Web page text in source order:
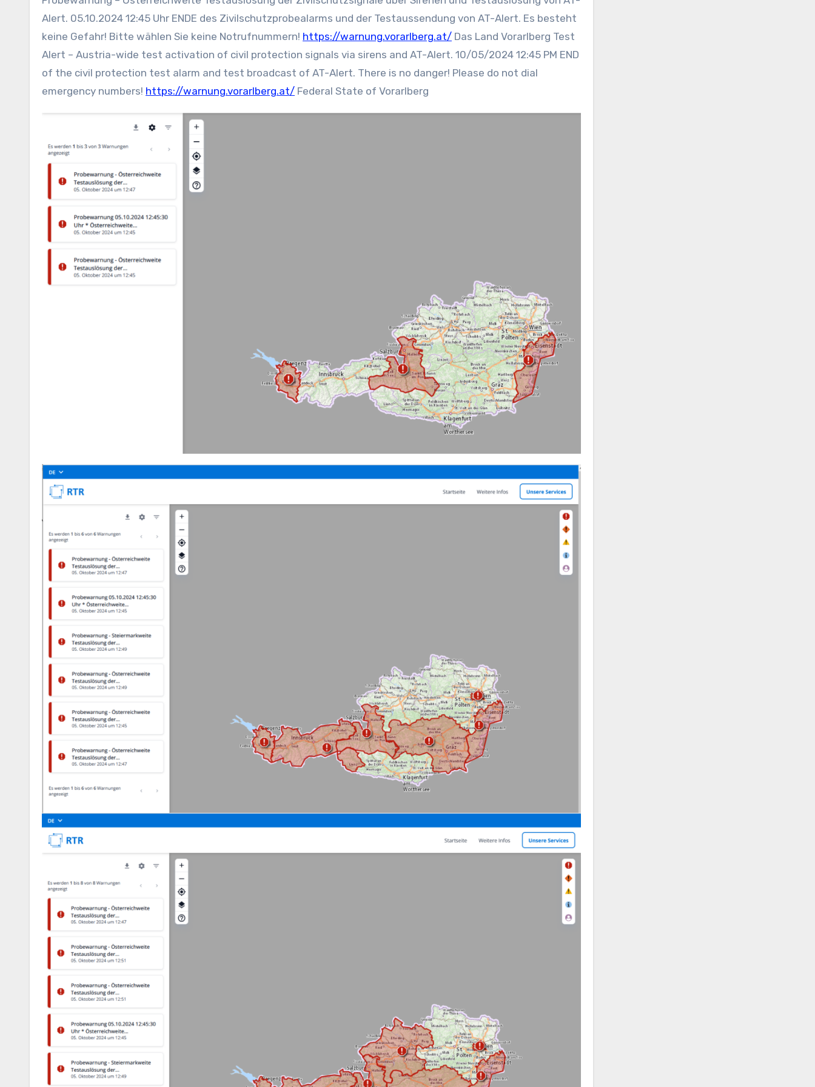
Alert. 05.10.2024 12:45 Uhr ENDE des Zivilschutzprobealarms und der Testaussendung von AT-Alert. Es besteht
keine Gefahr! Bitte wählen Sie keine Notrufnummern! https://warnung.vorarlberg.at/ Das Land Vorarlberg Test
Alert – Austria-wide test activation of civil protection signals via sirens and AT-Alert. 10/05/2024 12:45 PM END
of the civil protection test alarm and test broadcast of AT-Alert. There is no danger! Please do not dial
emergency numbers! https://warnung.vorarlberg.at/ Federal State of Vorarlberg